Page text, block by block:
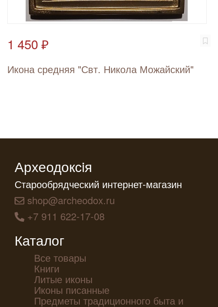
1 450 ₽
Икона средняя "Свт. Никола Можайский"
Археодоксiя
Старообрядческий интернет-магазин
shop@archeodox.ru
+7 911 622-17-08
Каталог
Все товары
Книги
Литые иконы
Иконы писанные
Предметы традиционного быта и